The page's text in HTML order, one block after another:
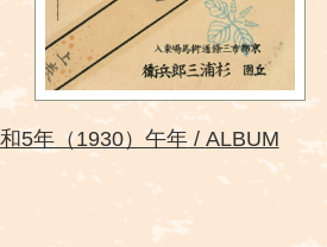
5年（1930）午年 ALBUM